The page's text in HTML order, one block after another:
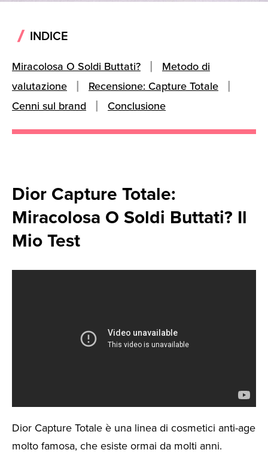
INDICE
Miracolosa O Soldi Buttati?
Metodo di
valutazione
Recensione: Capture Totale
Cenni sul brand
Conclusione
Dior Capture Totale:
Miracolosa O Soldi Buttati? Il
Mio Test
Dior Capture Totale è una linea di cosmetici anti-age
molto famosa, che esiste ormai da molti anni.